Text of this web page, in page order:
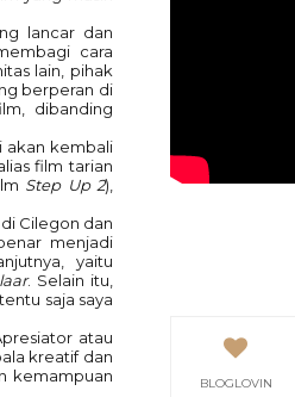
lancar dan
cara
lain, pihak
berperan di
dibanding
akan kembali
film tarian
Step Up 2),
Cilegon dan
menjadi
yaitu
. Selain itu,
saja saya
atau
kreatif dan
kemampuan
BLOGLOVIN